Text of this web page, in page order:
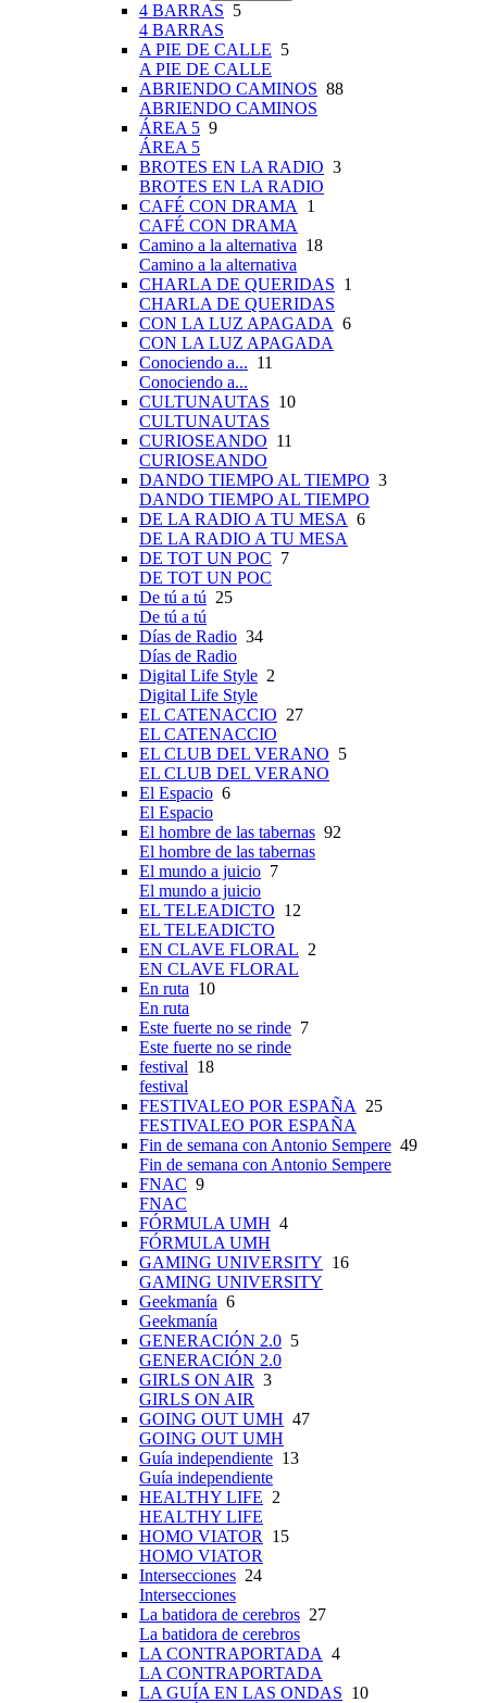
4 BARRAS 5
4 BARRAS
A PIE DE CALLE 5
A PIE DE CALLE
ABRIENDO CAMINOS 88
ABRIENDO CAMINOS
ÁREA 5 9
ÁREA 5
BROTES EN LA RADIO 3
BROTES EN LA RADIO
CAFÉ CON DRAMA
1
CAFÉ CON DRAMA
Camino a la alternativa 18
Camino a la alternativa
CHARLA DE QUERIDAS 1
CHARLA DE QUERIDAS
CON LA LUZ APAGADA 6
CON LA LUZ APAGADA
Conociendo a... 11
Conociendo a...
CULTUNAUTAS 10
CULTUNAUTAS
CURIOSEANDO 11
CURIOSEANDO
DANDO TIEMPO AL TIEMPO 3
DANDO TIEMPO AL TIEMPO
DE LA RADIO A TU MESA 6
DE LA RADIO A TU MESA
DE TOT UN POC 7
DE TOT UN POC
De tú a tú 25
De tú a tú
Días de Radio 34
Días de Radio
Digital Life Style 2
Digital Life Style
EL CATENACCIO 27
EL CATENACCIO
EL CLUB DEL VERANO 5
EL CLUB DEL VERANO
El Espacio 6
El Espacio
El hombre de las tabernas 92
El hombre de las tabernas
El mundo a juicio 7
El mundo a juicio
EL TELEADICTO 12
EL TELEADICTO
EN CLAVE FLORAL 2
EN CLAVE FLORAL
En ruta 10
En ruta
Este fuerte no se rinde 7
Este fuerte no se rinde
festival 18
festival
FESTIVALEO POR ESPAÑA
25
FESTIVALEO POR ESPAÑA
Fin de semana con Antonio Sempere 49
Fin de semana con Antonio Sempere
FNAC 9
FNAC
FÓRMULA UMH 4
FÓRMULA UMH
GAMING UNIVERSITY 16
GAMING UNIVERSITY
Geekmanía 6
Geekmanía
GENERACIÓN 2.0 5
GENERACIÓN 2.0
GIRLS ON AIR 3
GIRLS ON AIR
GOING OUT UMH 47
GOING OUT UMH
Guía independiente 13
Guía independiente
HEALTHY LIFE 2
HEALTHY LIFE
HOMO VIATOR
15
HOMO VIATOR
Intersecciones 24
Intersecciones
La batidora de cerebros 27
La batidora de cerebros
LA CONTRAPORTADA 4
LA CONTRAPORTADA
LA GUÍA EN LAS ONDAS 10